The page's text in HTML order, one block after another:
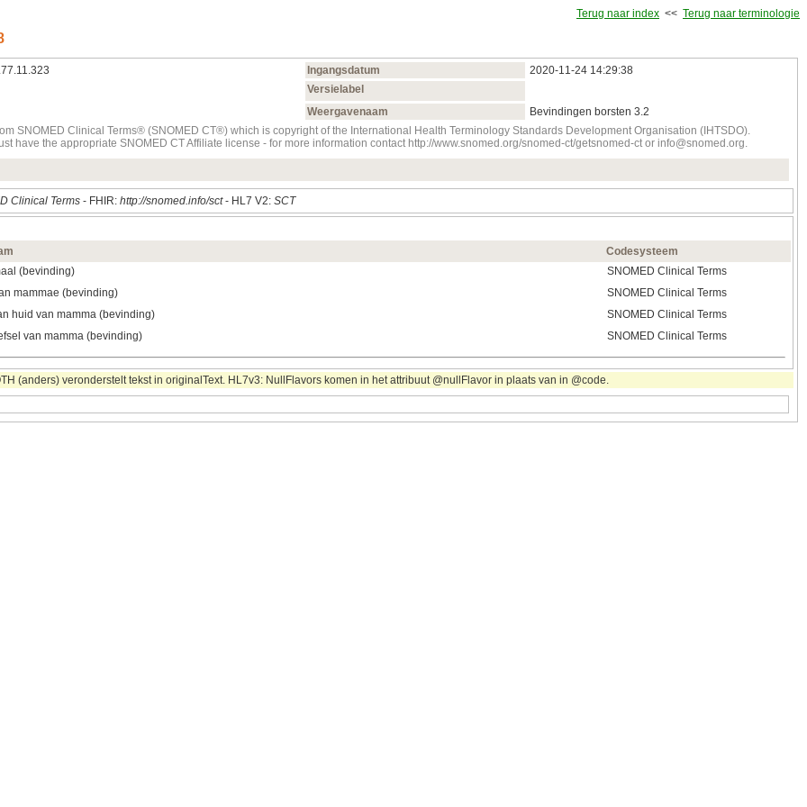
Terug naar index << Terug naar terminologie
Ingangsdatum
2020‑11‑24 14:29:38
Versielabel
Weergavenaam
Bevindingen borsten 3.2
SNOMED Clinical Terms® (SNOMED CT®) which is copyright of the International Health Terminology Standards Development Organisation (IHTSDO).
have the appropriate SNOMED CT Affiliate license - for more information contact http://www.snomed.org/snomed-ct/getsnomed-ct or info@snomed.org.
Clinical Terms - FHIR: http://snomed.info/sct- HL7 V2: SCT
Codesysteem
(bevinding)
SNOMED Clinical Terms
mammae (bevinding)
SNOMED Clinical Terms
huid van mamma (bevinding)
SNOMED Clinical Terms
van mamma (bevinding) SNOMED Clinical Terms
(anders) veronderstelt tekst in originalText. HL7v3: NullFlavors komen in het attribuut @nullFlavor in plaats van in @code.